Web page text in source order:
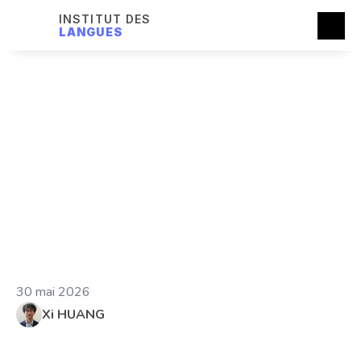
INSTITUT DES
LANGUES
pour bien démarrer
Xi HUANG
30 mai 2026